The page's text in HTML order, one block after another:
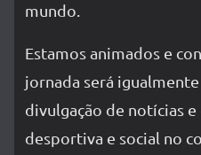
mundo.
Estamos animados e
jornada será
divulgação de notícias
desportiva e social no